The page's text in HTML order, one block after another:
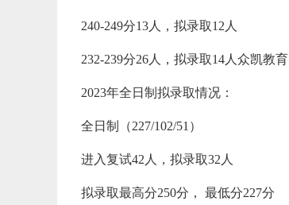
240-249分13人，拟录取12人
232-239分26人，拟录取14人众凯教育
2023年全日制拟录取情况：
全日制（227/102/51）
进入复试42人，拟录取32人
拟录取最高分250分， 最低分227分